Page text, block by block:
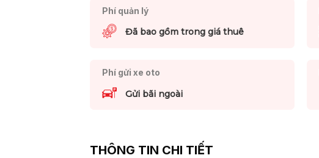
Phí quản lý
Đã bao gồm trong giá thuê
Phí gửi xe oto
Gửi bãi ngoài
THÔNG TIN CHI TIẾT